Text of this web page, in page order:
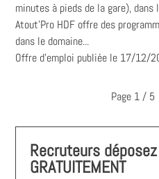
minutes à pieds de la gare), dans
Atout'Pro HDF offre des
dans le domaine...
Offre d'emploi publiée le 17/12/
Page 1 / 5
Recruteurs
GRATUITEMENT